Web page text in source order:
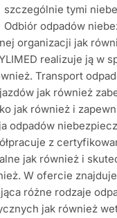
szczególnie tymi
Odbiór odpadów
organizacji jak
realizuje ją w
Transport
jak również
jak również i
odpadów
z
jak również i
W ofercie
różne rodzaje
jak również